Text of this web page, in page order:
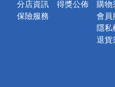
分店資訊
保險服務
得獎公佈
購物
會員
隱私
退貨